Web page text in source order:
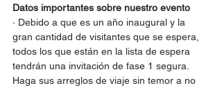
Datos importantes sobre nuestro evento
· Debido a que es un año inaugural y la
gran cantidad de visitantes que se espera,
todos los que están en la lista de espera
tendrán una invitación de fase 1 segura.
Haga sus arreglos de viaje sin temor a no